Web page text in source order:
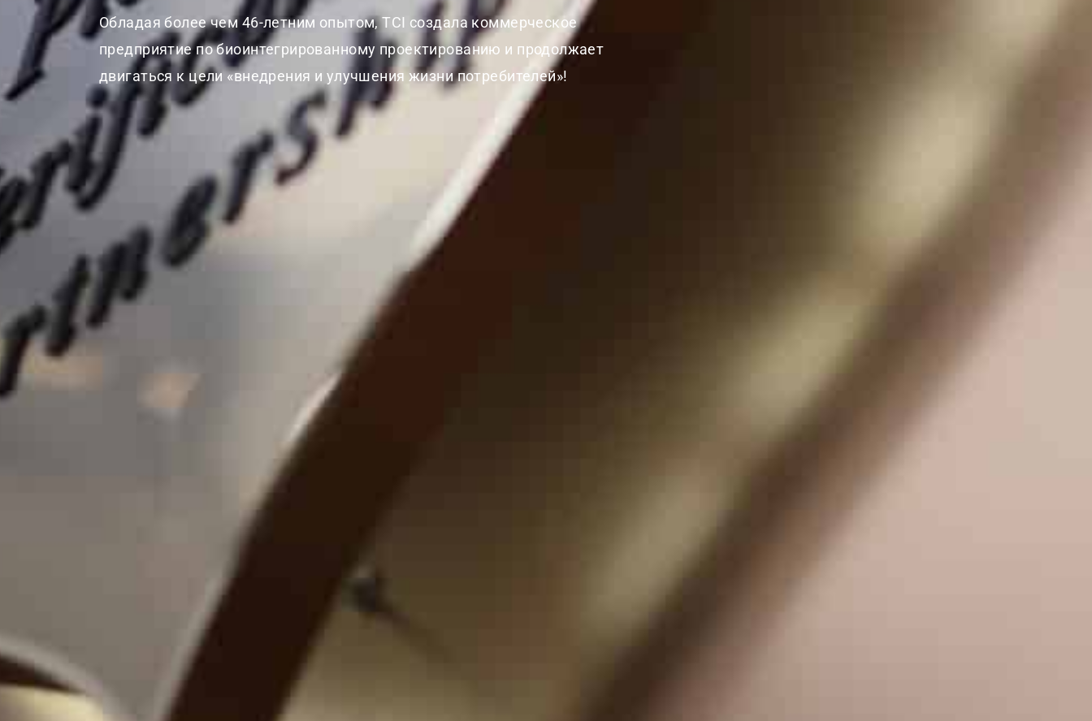
Обладая более чем 46-летним опытом, TCI создала коммерческое
предприятие по биоинтегрированному проектированию и продолжает
двигаться к цели «внедрения и улучшения жизни потребителей»!